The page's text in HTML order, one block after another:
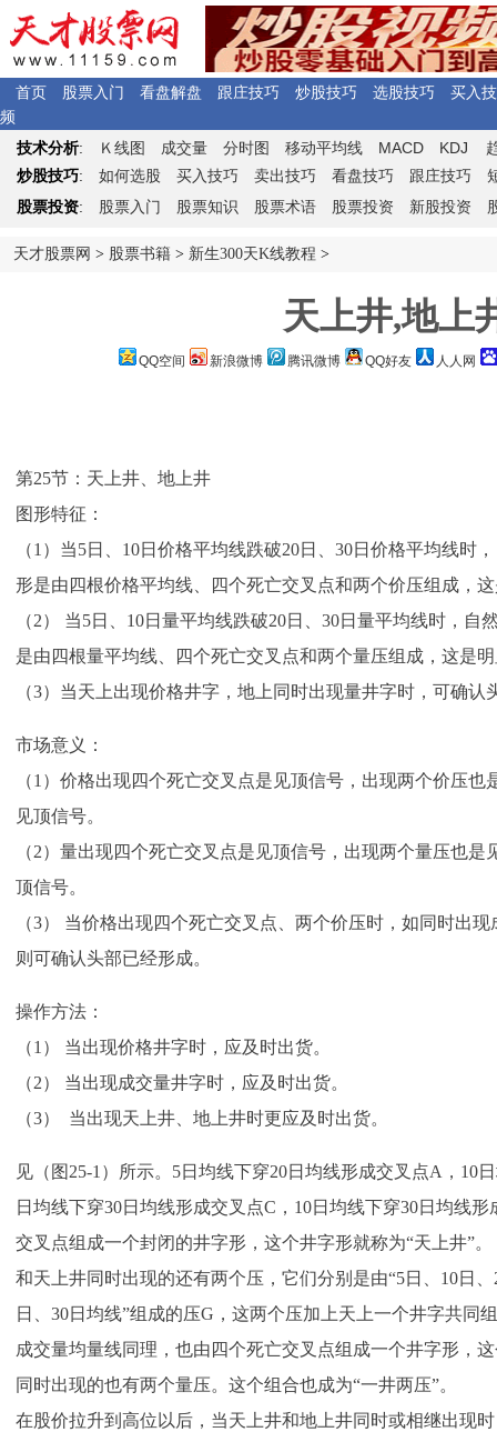
首页 股票入门 看盘解盘 跟庄技巧 炒股技巧 选股技巧
买入
频
技术分析: Ｋ 线图 成交量 分时图 移动平均线 MACD KDJ
炒股技巧: 如何选股 买入技巧 卖出技巧 看盘技巧 跟庄技巧
股票投资: 股票入门 股票知识 股票术语 股票投资 新股投资
天才股票网 > 股票书籍 > 新生300天K线教程 >
天上井,地上
QQ空间 新浪微博 腾讯微博 QQ好友 人人网
第25节：天上井、地上井
图形特征：
（1）当5日、10日价格平均线跌破20日、30日价格平均线时
形是由四根价格平均线、四个死亡交叉点和两个价压组成，
（2） 当5日、10日量平均线跌破20日、30日量平均线时，
是由四根量平均线、四个死亡交叉点和两个量压组成，这是
（3）当天上出现价格井字，地上同时出现量井字时，可确认
市场意义：
（1）价格出现四个死亡交叉点是见顶信号，出现两个价压
见顶信号。
（2）量出现四个死亡交叉点是见顶信号，出现两个量压也
顶信号。
（3） 当价格出现四个死亡交叉点、两个价压时，如同时出
则可确认头部已经形成。
操作方法：
（1） 当出现价格井字时，应及时出货。
（2） 当出现成交量井字时，应及时出货。
（3） 当出现天上井、地上井时更应及时出货。
见（图25-1）所示。5日均线下穿20日均线形成交叉点A，10
日均线下穿30日均线形成交叉点C，10日均线下穿30日均线
交叉点组成一个封闭的井字形，这个井字形就称为“天上井”。
和天上井同时出现的还有两个压，它们分别是由“5日、10日
日、30日均线”组成的压G，这两个压加上天上一个井字共同
成交量均量线同理，也由四个死亡交叉点组成一个井字形，
同时出现的也有两个量压。这个组合也成为“一井两压”。
在股价拉升到高位以后，当天上井和地上井同时或相继出现